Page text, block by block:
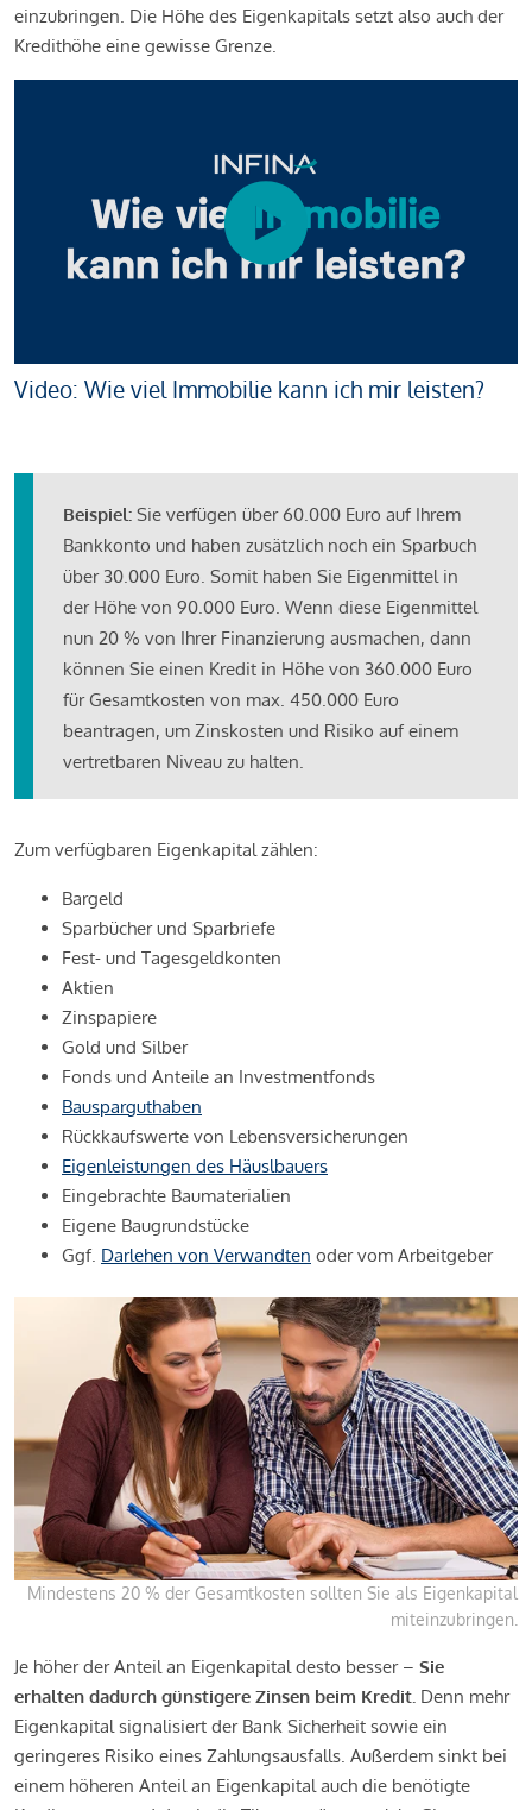
einzubringen. Die Höhe des Eigenkapitals setzt also auch der
Kredithöhe eine gewisse Grenze.
Video: Wie viel Immobilie kann ich mir leisten?
Beispiel: Sie verfügen über 60.000 Euro auf Ihrem
Bankkonto und haben zusätzlich noch ein Sparbuch
über 30.000 Euro. Somit haben Sie Eigenmittel in
der Höhe von 90.000 Euro. Wenn diese Eigenmittel
nun 20 % von Ihrer Finanzierung ausmachen, dann
können Sie einen Kredit in Höhe von 360.000 Euro
für Gesamtkosten von max. 450.000 Euro
beantragen, um Zinskosten und Risiko auf einem
vertretbaren Niveau zu halten.
Zum verfügbaren Eigenkapital zählen:
Bargeld
Sparbücher und Sparbriefe
Fest- und Tagesgeldkonten
Aktien
Zinspapiere
Gold und Silber
Fonds und Anteile an Investmentfonds
Bausparguthaben
Rückkaufswerte von Lebensversicherungen
Eigenleistungen des Häuslbauers
Eingebrachte Baumaterialien
Eigene Baugrundstücke
Ggf. Darlehen von Verwandten oder vom Arbeitgeber
Mindestens 20 % der Gesamtkosten sollten Sie als Eigenkapital
miteinzubringen.
Je höher der Anteil an Eigenkapital desto besser – Sie
erhalten dadurch günstigere Zinsen beim Kredit. Denn mehr
Eigenkapital signalisiert der Bank Sicherheit sowie ein
geringeres Risiko eines Zahlungsausfalls. Außerdem sinkt bei
einem höheren Anteil an Eigenkapital auch die benötigte